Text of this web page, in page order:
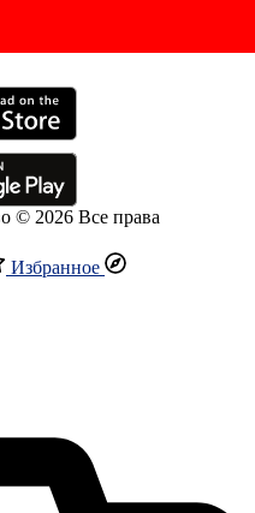
© 2026 Все права
Избранное